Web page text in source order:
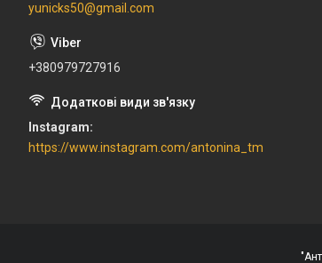
yunicks50@gmail.com
+380979727916
Instagram
https://www.instagram.com/antonina_tm